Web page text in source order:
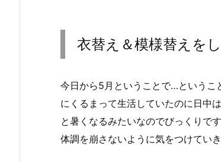
衣替え＆模様替えを
今日から5月ということで…というこ
にくるまって生活していたのに日中
と暑くなるみたいなのでびっくりで
体調を崩さないように気をつけてい